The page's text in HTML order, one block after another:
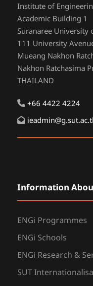
Institute of
Academic Building 1
Suranaree University
111 University
Mueang Nakhon
Nakhon Ratchasima
THAILAND
+66 4422 4224
Information
ENGi Programmes
ENGi Schools
ENGi Research &
SUT